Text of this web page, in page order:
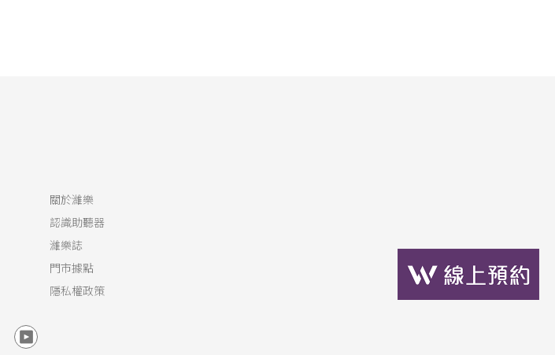
關於濰樂
認識助聽器
濰樂誌
門市據點
隱私權政策